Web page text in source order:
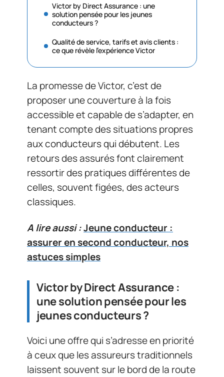
Victor by Direct Assurance : une
solution pensée pour les jeunes
conducteurs ?
Qualité de service, tarifs et avis clients :
ce que révèle l’expérience Victor
La promesse de Victor, c’est de
proposer une couverture à la fois
accessible et capable de s’adapter, en
tenant compte des situations propres
aux conducteurs qui débutent. Les
retours des assurés font clairement
ressortir des pratiques différentes de
celles, souvent figées, des acteurs
classiques.
A lire aussi :Jeune conducteur :
assurer en second conducteur, nos
astuces simples
Victor by Direct Assurance :
une solution pensée pour les
jeunes conducteurs ?
Voici une offre qui s’adresse en priorité
à ceux que les assureurs traditionnels
laissent souvent sur le bord de la route